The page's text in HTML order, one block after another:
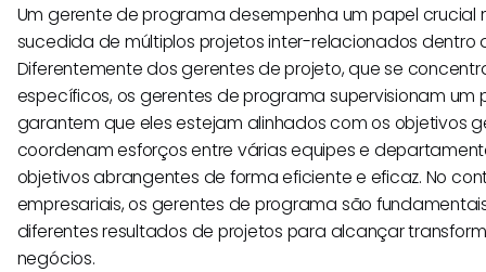
Um gerente de programa desempenha um papel
sucedida de múltiplos projetos inter-relacionados dentro
Diferentemente dos gerentes de projeto, que se
específicos, os gerentes de programa supervisionam um
garantem que eles estejam alinhados com os objetivos
coordenam esforços entre várias equipes e
objetivos abrangentes de forma eficiente e eficaz. No
empresariais, os gerentes de programa são
diferentes resultados de projetos para alcançar
negócios.